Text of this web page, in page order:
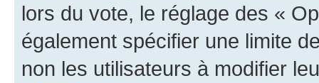
lors du vote, le réglage des «
également spécifier une limite
non les utilisateurs à modifier